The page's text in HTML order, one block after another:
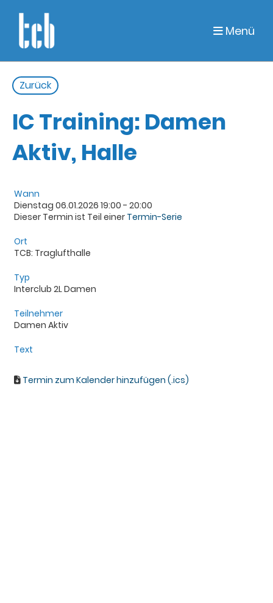
Menü
Zurück
IC Training: Damen
Aktiv, Halle
Wann
Dienstag 06.01.2026 19:00 - 20:00
Dieser Termin ist Teil einer Termin-Serie
Ort
TCB: Traglufthalle
Typ
Interclub 2L Damen
Teilnehmer
Damen Aktiv
Text
Termin zum Kalender hinzufügen (.ics)